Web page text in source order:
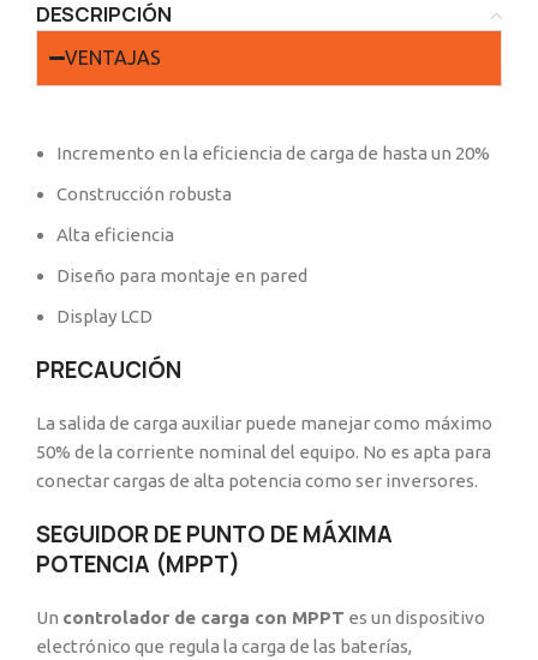
DESCRIPCIÓN
VENTAJAS
Incremento en la eficiencia de carga de hasta un 20%
Construcción robusta
Alta eficiencia
Diseño para montaje en pared
Display LCD
PRECAUCIÓN
La salida de carga auxiliar puede manejar como máximo
50% de la corriente nominal del equipo. No es apta para
conectar cargas de alta potencia como ser inversores.
SEGUIDOR DE PUNTO DE MÁXIMA
POTENCIA (MPPT)
Un controlador de carga con MPPT es un dispositivo
electrónico que regula la carga de las baterías,